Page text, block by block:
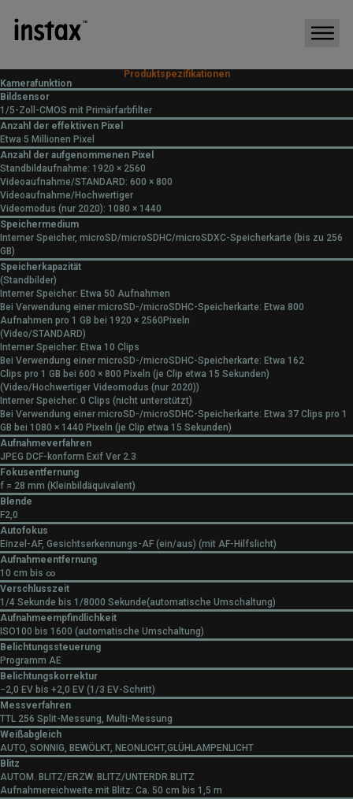
Produktspezifikationen
Kamerafunktion
Bildsensor
1/5-Zoll-CMOS mit Primärfarbfilter
Anzahl der effektiven Pixel
Etwa 5 Millionen Pixel
Anzahl der aufgenommenen Pixel
Standbildaufnahme: 1920 × 2560
Videoaufnahme/STANDARD: 600 × 800
Videoaufnahme/Hochwertiger
Videomodus (nur 2020): 1080 × 1440
Speichermedium
Interner Speicher, microSD/microSDHC/microSDXC-Speicherkarte (bis zu 256
GB)
Speicherkapazität
(Standbilder)
Interner Speicher: Etwa 50 Aufnahmen
Bei Verwendung einer microSD-/microSDHC-Speicherkarte: Etwa 800
Aufnahmen pro 1 GB bei 1920 × 2560Pixeln
(Video/STANDARD)
Interner Speicher: Etwa 10 Clips
Bei Verwendung einer microSD-/microSDHC-Speicherkarte: Etwa 162
Clips pro 1 GB bei 600 × 800 Pixeln (je Clip etwa 15 Sekunden)
(Video/Hochwertiger Videomodus (nur 2020))
Interner Speicher: 0 Clips (nicht unterstützt)
Bei Verwendung einer microSD-/microSDHC-Speicherkarte: Etwa 37 Clips pro 1
GB bei 1080 × 1440 Pixeln (je Clip etwa 15 Sekunden)
Aufnahmeverfahren
JPEG DCF-konform Exif Ver 2.3
Fokusentfernung
f = 28 mm (Kleinbildäquivalent)
Blende
F2,0
Autofokus
Einzel-AF, Gesichtserkennungs-AF (ein/aus) (mit AF-Hilfslicht)
Aufnahmeentfernung
10 cm bis ∞
Verschlusszeit
1/4 Sekunde bis 1/8000 Sekunde(automatische Umschaltung)
Aufnahmeempfindlichkeit
ISO100 bis 1600 (automatische Umschaltung)
Belichtungssteuerung
Programm AE
Belichtungskorrektur
−2,0 EV bis +2,0 EV (1/3 EV-Schritt)
Messverfahren
TTL 256 Split-Messung, Multi-Messung
Weißabgleich
AUTO, SONNIG, BEWÖLKT, NEONLICHT,GLÜHLAMPENLICHT
Blitz
AUTOM. BLITZ/ERZW. BLITZ/UNTERDR.BLITZ
Aufnahmereichweite mit Blitz: Ca. 50 cm bis 1,5 m